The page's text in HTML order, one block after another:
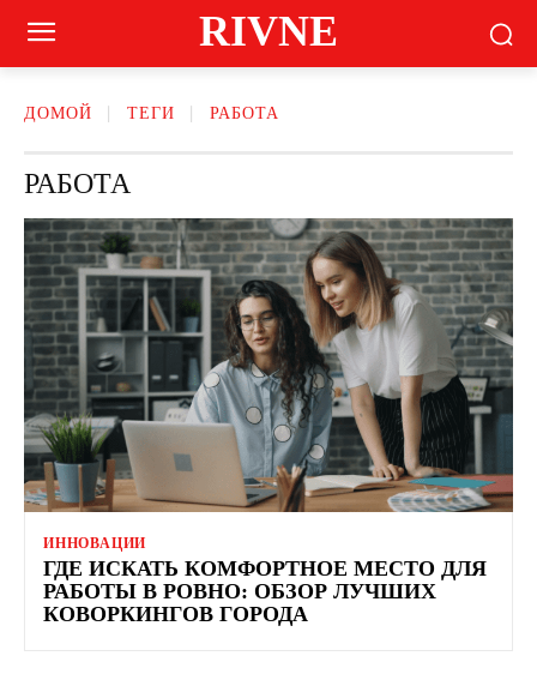
RIVNE
ДОМОЙ ТЕГИ РАБОТА
РАБОТА
ИННОВАЦИИ
ГДЕ ИСКАТЬ КОМФОРТНОЕ МЕСТО ДЛЯ
РАБОТЫ В РОВНО: ОБЗОР ЛУЧШИХ
КОВОРКИНГОВ ГОРОДА